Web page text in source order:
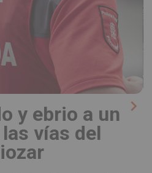
y ebrio a un
vías del
chevron_right